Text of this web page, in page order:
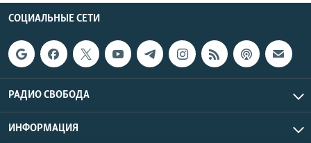
СОЦИАЛЬНЫЕ СЕТИ
РАДИО СВОБОДА
ИНФОРМАЦИЯ